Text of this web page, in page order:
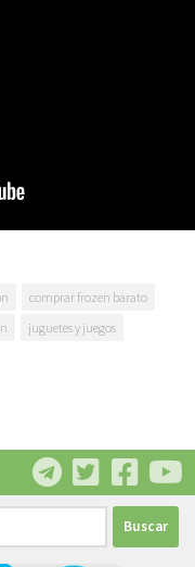
comprar frozen barato
juguetes y juegos